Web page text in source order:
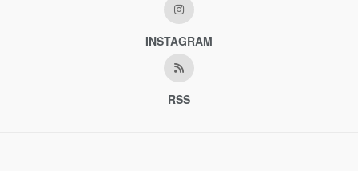
INSTAGRAM
RSS